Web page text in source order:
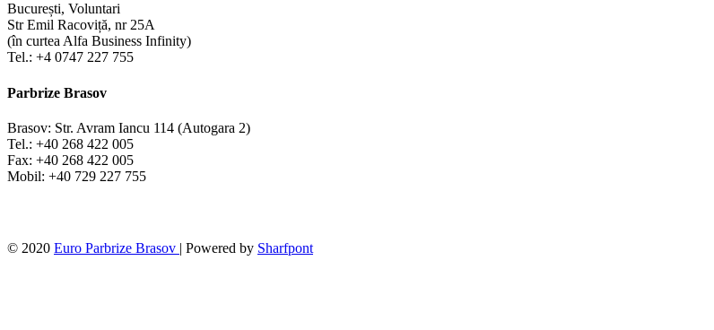
București, Voluntari
Str Emil Racoviță, nr 25A
(în curtea Alfa Business Infinity)
Tel.: +4 0747 227 755
Parbrize Brasov
Brasov: Str. Avram Iancu 114 (Autogara 2)
Tel.: +40 268 422 005
Fax: +40 268 422 005
Mobil: +40 729 227 755
© 2020 Euro Parbrize Brasov | Powered by Sharfpont